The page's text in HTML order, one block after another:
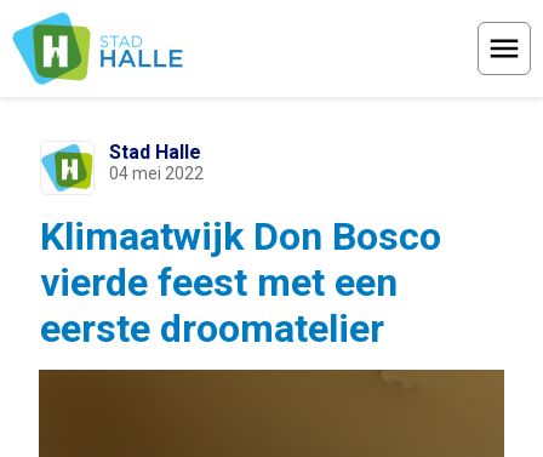
Stad Halle
04 mei 2022
Klimaatwijk Don Bosco
vierde feest met een
eerste droomatelier